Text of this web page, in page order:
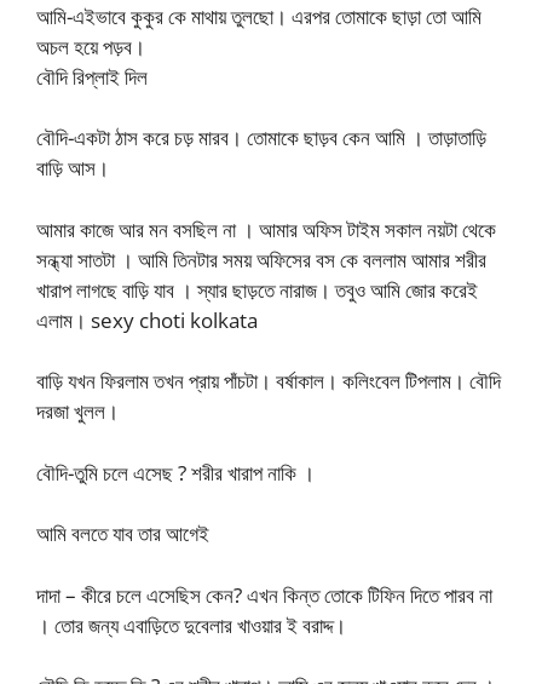
আমি-এইভাবে কুকুর কে মাথায় তুলছো। এরপর তোমাকে ছাড়া তো আমি
অচল হয়ে পড়ব।
বৌদি রিপ্লাই দিল
বৌদি-একটা ঠাস করে চড় মারব। তোমাকে ছাড়ব কেন আমি । তাড়াতাড়ি
বাড়ি আস।
আমার কাজে আর মন বসছিল না । আমার অফিস টাইম সকাল নয়টা থেকে
সন্ধ্যা সাতটা । আমি তিনটার সময় অফিসের বস কে বললাম আমার শরীর
খারাপ লাগছে বাড়ি যাব । স্যার ছাড়তে নারাজ। তবুও আমি জোর করেই
এলাম। sexy choti kolkata
বাড়ি যখন ফিরলাম তখন প্রায় পাঁচটা। বর্ষাকাল। কলিংবেল টিপলাম। বৌদি
দরজা খুলল।
বৌদি-তুমি চলে এসেছ ? শরীর খারাপ নাকি ।
আমি বলতে যাব তার আগেই
দাদা – কীরে চলে এসেছিস কেন? এখন কিন্ত তোকে টিফিন দিতে পারব না
। তোর জন্য এবাড়িতে দুবেলার খাওয়ার ই বরাদ্দ।